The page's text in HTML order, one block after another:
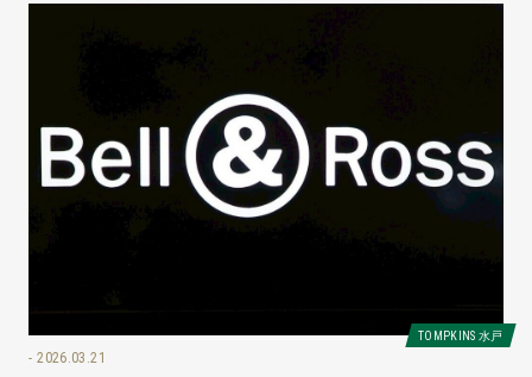
TOMPKINS 水戸
2026.03.21